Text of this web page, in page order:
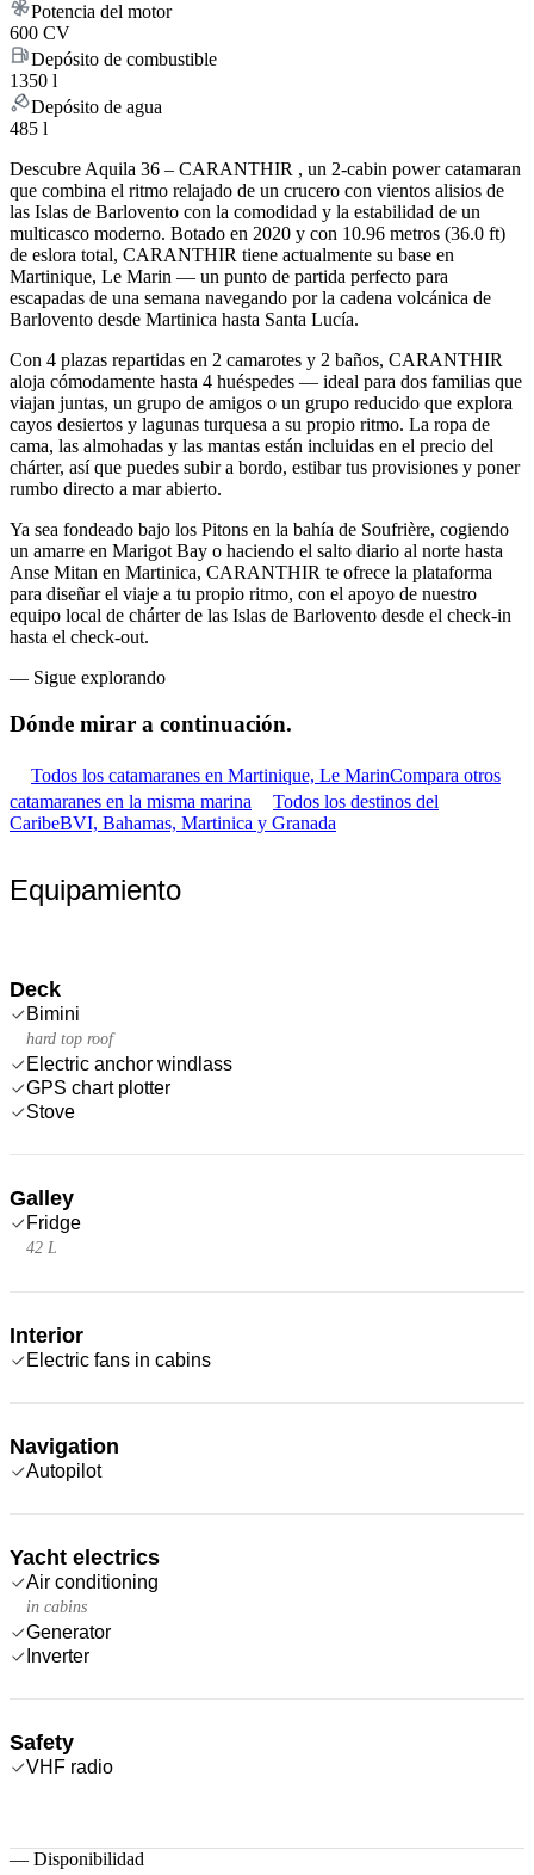
Potencia del motor
600 CV
Depósito de combustible
1350 l
Depósito de agua
485 l
Descubre Aquila 36 – CARANTHIR , un 2-cabin power catamaran
que combina el ritmo relajado de un crucero con vientos alisios de
las Islas de Barlovento con la comodidad y la estabilidad de un
multicasco moderno. Botado en 2020 y con 10.96 metros (36.0 ft)
de eslora total, CARANTHIR tiene actualmente su base en
Martinique, Le Marin — un punto de partida perfecto para
escapadas de una semana navegando por la cadena volcánica de
Barlovento desde Martinica hasta Santa Lucía.
Con 4 plazas repartidas en 2 camarotes y 2 baños, CARANTHIR
aloja cómodamente hasta 4 huéspedes — ideal para dos familias que
viajan juntas, un grupo de amigos o un grupo reducido que explora
cayos desiertos y lagunas turquesa a su propio ritmo. La ropa de
cama, las almohadas y las mantas están incluidas en el precio del
chárter, así que puedes subir a bordo, estibar tus provisiones y poner
rumbo directo a mar abierto.
Ya sea fondeado bajo los Pitons en la bahía de Soufrière, cogiendo
un amarre en Marigot Bay o haciendo el salto diario al norte hasta
Anse Mitan en Martinica, CARANTHIR te ofrece la plataforma
para diseñar el viaje a tu propio ritmo, con el apoyo de nuestro
equipo local de chárter de las Islas de Barlovento desde el check-in
hasta el check-out.
— Sigue explorando
Dónde mirar a continuación.
Todos los catamaranes en Martinique, Le MarinCompara otros
catamaranes en la misma marina
Todos los destinos del
CaribeBVI, Bahamas, Martinica y Granada
Equipamiento
Deck
Bimini
hard top roof
Electric anchor windlass
GPS chart plotter
Stove
Galley
Fridge
42 L
Interior
Electric fans in cabins
Navigation
Autopilot
Yacht electrics
Air conditioning
in cabins
Generator
Inverter
Safety
VHF radio
— Disponibilidad